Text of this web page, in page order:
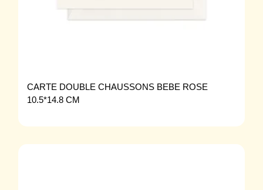
CARTE DOUBLE CHAUSSONS BEBE ROSE
10.5*14.8 CM